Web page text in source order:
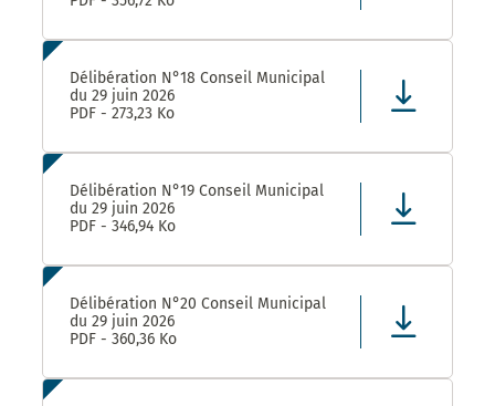
Délibération N°18 Conseil Municipal
du 29 juin 2026
PDF - 273,23 Ko
Délibération N°19 Conseil Municipal
du 29 juin 2026
PDF - 346,94 Ko
Délibération N°20 Conseil Municipal
du 29 juin 2026
PDF - 360,36 Ko